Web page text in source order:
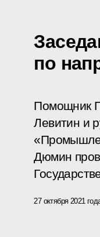
по
Помощник
Левитин и
Дюмин
27 октября 2021